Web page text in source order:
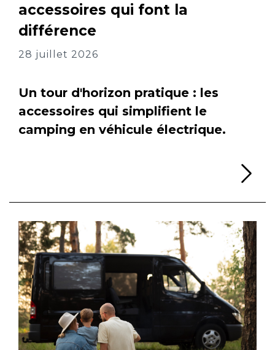
accessoires qui font la
différence
28 juillet 2026
Un tour d'horizon pratique : les
accessoires qui simplifient le
camping en véhicule électrique.